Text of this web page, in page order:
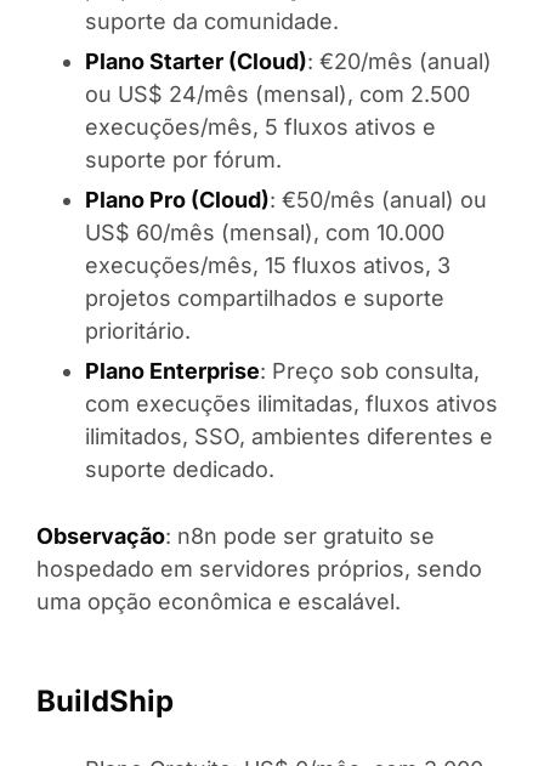
suporte da comunidade.
Plano Starter (Cloud): €20/mês (anual)
ou US$ 24/mês (mensal), com 2.500
execuções/mês, 5 fluxos ativos e
suporte por fórum.
Plano Pro (Cloud): €50/mês (anual) ou
US$ 60/mês (mensal), com 10.000
execuções/mês, 15 fluxos ativos, 3
projetos compartilhados e suporte
prioritário.
Plano Enterprise: Preço sob consulta,
com execuções ilimitadas, fluxos ativos
ilimitados, SSO, ambientes diferentes e
suporte dedicado.
Observação: n8n pode ser gratuito se
hospedado em servidores próprios, sendo
uma opção econômica e escalável.
BuildShip